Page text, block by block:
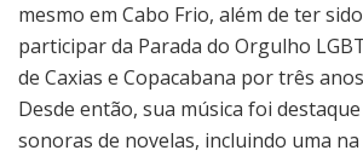
mesmo em Cabo Frio, além de ter
participar da Parada do Orgulho
de Caxias e Copacabana por três
Desde então, sua música foi
sonoras de novelas, incluindo uma na